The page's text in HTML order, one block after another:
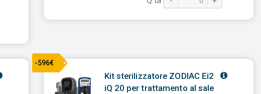
-596€
Kit sterilizzatore ZODIAC Ei2
iQ 20 per trattamento al sale